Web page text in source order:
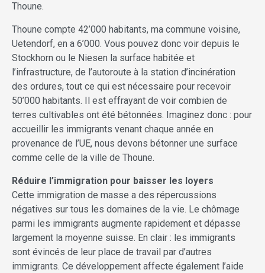
Thoune.
Thoune compte 42’000 habitants, ma commune voisine,
Uetendorf, en a 6’000. Vous pouvez donc voir depuis le
Stockhorn ou le Niesen la surface habitée et
l’infrastructure, de l’autoroute à la station d’incinération
des ordures, tout ce qui est nécessaire pour recevoir
50’000 habitants. Il est effrayant de voir combien de
terres cultivables ont été bétonnées. Imaginez donc : pour
accueillir les immigrants venant chaque année en
provenance de l’UE, nous devons bétonner une surface
comme celle de la ville de Thoune.
Réduire l’immigration pour baisser les loyers
Cette immigration de masse a des répercussions
négatives sur tous les domaines de la vie. Le chômage
parmi les immigrants augmente rapidement et dépasse
largement la moyenne suisse. En clair : les immigrants
sont évincés de leur place de travail par d’autres
immigrants. Ce développement affecte également l’aide